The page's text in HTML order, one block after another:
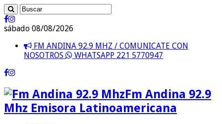
sábado 08/08/2026
FM ANDINA 92.9 MHZ / COMUNICATE CON
NOSOTROS
WHATSAPP 221 5770947
Fm Andina 92.9
Mhz Emisora Latinoamericana